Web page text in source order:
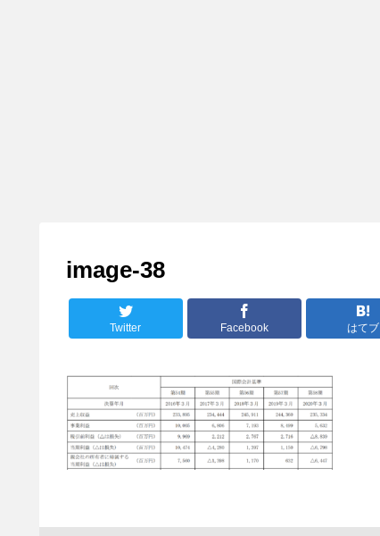
image-38
Twitter Facebook はてブ